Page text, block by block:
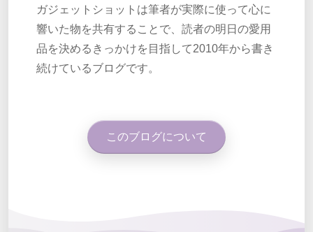
ガジェットショットは筆者が実際に使って心に
響いた物を共有することで、読者の明日の愛用
品を決めるきっかけを目指して2010年から書き
続けているブログです。
このブログについて